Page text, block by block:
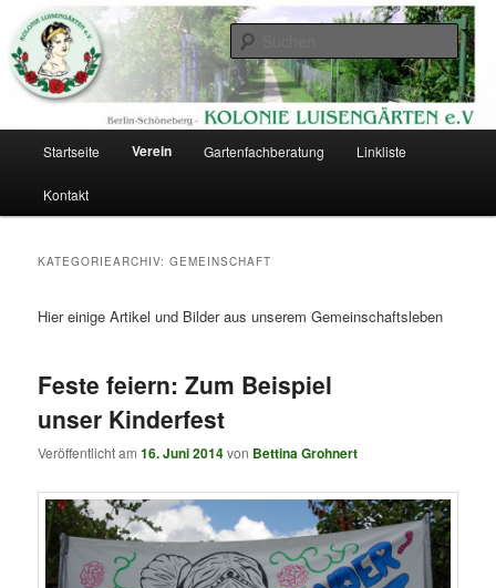
primären
Inhalt
springen
sekundären
Inhalt
springenKolonie Luisengärten
Eine Kolonie im Berliner Südgelände
Startseite Verein Gartenfachberatung Linkliste
Kontakt
KATEGORIEARCHIV:GEMEINSCHAFT
Hier einige Artikel und Bilder aus unserem Gemeinschaftsleben
Feste feiern: Zum Beispiel
unser Kinderfest
Veröffentlicht am16. Juni 2014von Bettina Grohnert